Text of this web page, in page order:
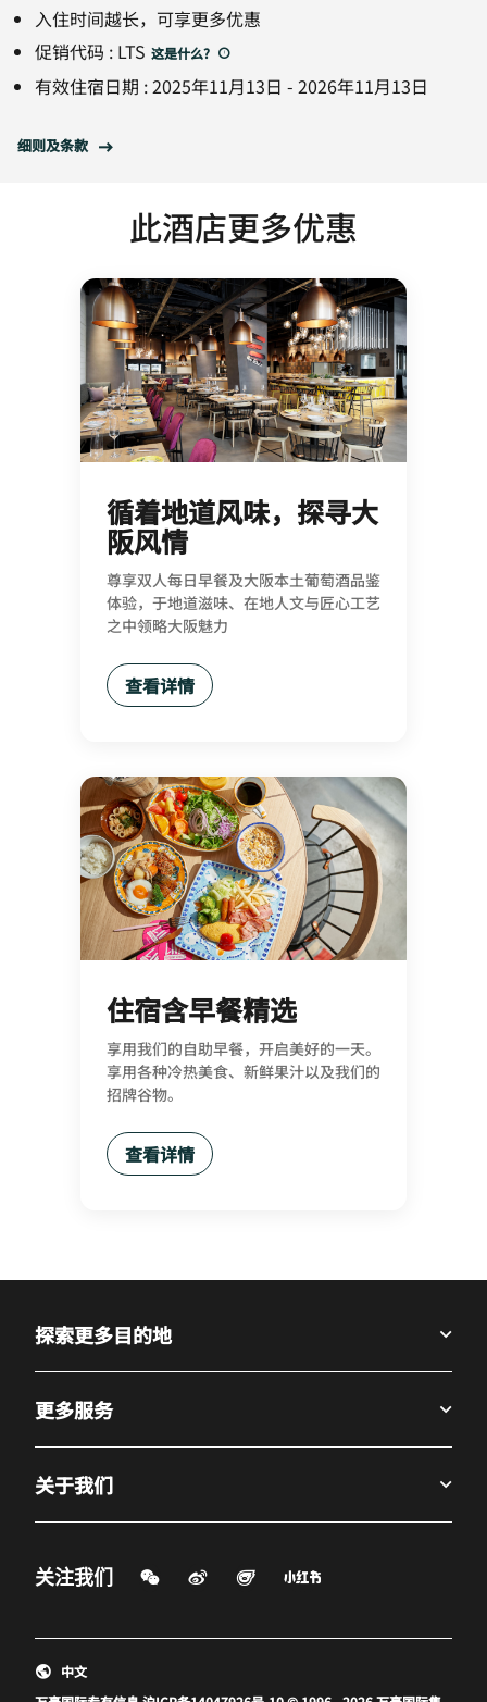
入住时间越长，可享更多优惠
促销代码 : LTS 这是什么?
有效住宿日期 :2025年11月13日 - 2026年11月13日
细则及条款
此酒店更多优惠
循着地道风味，探寻大
阪风情
尊享双人每日早餐及大阪本土葡萄酒品鉴
体验，于地道滋味、在地人文与匠心工艺
之中领略大阪魅力
查看详情
住宿含早餐精选
享用我们的自助早餐，开启美好的一天。
享用各种冷热美食、新鲜果汁以及我们的
招牌谷物。
查看详情
探索更多目的地
更多服务
关于我们
关注我们 微信扫一扫
微博
打开新窗口
飞猪
打开新窗口打开新窗口
中文